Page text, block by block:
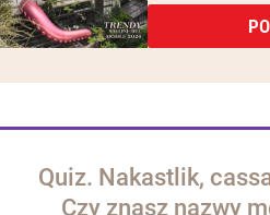
Quiz. Nakastlik,
Czy znasz nazwy